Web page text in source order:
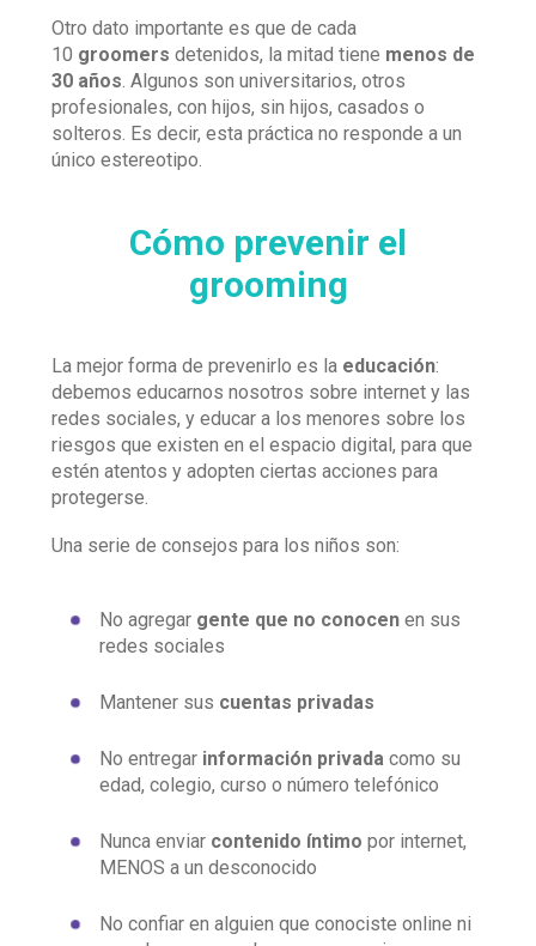
Otro dato importante es que de cada
10 groomers detenidos, la mitad tiene menos de
30 años. Algunos son universitarios, otros
profesionales, con hijos, sin hijos, casados o
solteros. Es decir, esta práctica no responde a un
único estereotipo.
Cómo prevenir el
grooming
La mejor forma de prevenirlo es la educación:
debemos educarnos nosotros sobre internet y las
redes sociales, y educar a los menores sobre los
riesgos que existen en el espacio digital, para que
estén atentos y adopten ciertas acciones para
protegerse.
Una serie de consejos para los niños son:
No agregar gente que no conocen en sus
redes sociales
Mantener sus cuentas privadas
No entregar información privada como su
edad, colegio, curso o número telefónico
Nunca enviar contenido íntimo por internet,
MENOS a un desconocido
No confiar en alguien que conociste online ni